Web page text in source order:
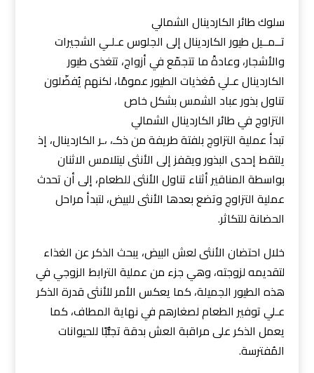
سلوك طائر الكاردينال الشمالي
تــمــيل طيور الكاردينال إلى الجلوس عـلـي الشجيرات
والأشجار، وعادةً ما تتجمّع في أزواج، تتغذى طيور
الكاردينال عـلي مُغذيات الطيور عمومًا، لكنهم يُفضّلون
تناول بذور عباد الشمس بشكل خاص
التزاوج في طائر الكاردينال الشمالي
تبدأ عملية التزاوج بلفتة طريفة من ذكـ، ،ـر الكاردينال، إذ
يلتقط إحدى البذور ويقفز إلى الأنثى ليتلامس الاثنان
بواسطة المناقير أثناء تناول الأنثى للطعام، إلى أن تحدث
عملية التزاوج وتضع بعدها الأنثى للبيض، لتبدأ مراحل
الحضانة للتكاثر.
خلال احتضان الأنثى لعش البيض، يبحث الذكر عن الغذاء
لتقديمه لزوجته، وهي جزء من عملية الترابط الزوجي في
هذه الطيور الجميلة، كما يعكس الأمر للأنثى قدرة الذكر
عـلي توفير الطعام لصغارهم في نهاية المطاف، كما
يعمل الذكر على مراقبة العش بدقة تجنُّبًا للحيوانات
المُفترسة.